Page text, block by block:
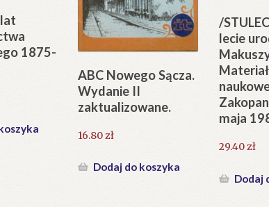
1875-
ABC Nowego Sącza.
Wydanie II
zaktualizowane.
16.80zł
Dodaj do koszyka
/
lecie
maja
29.40zł
Dodaj